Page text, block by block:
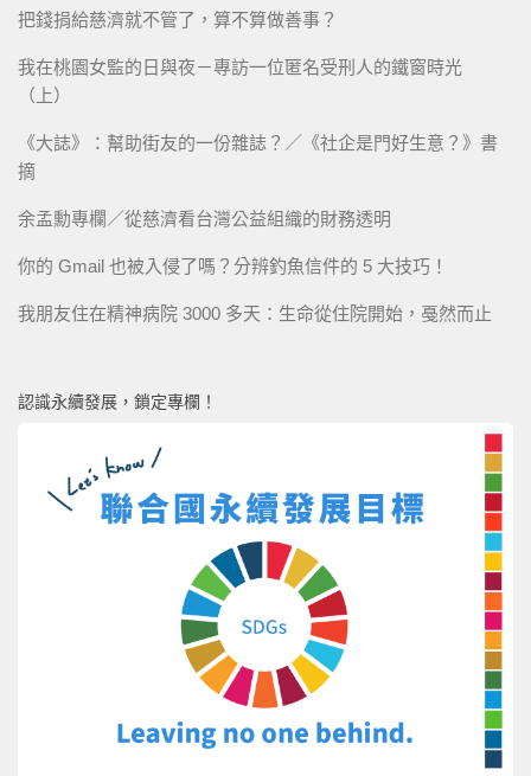
把錢捐給慈濟就不管了，算不算做善事？
我在桃園女監的日與夜－專訪一位匿名受刑人的鐵窗時光
（上）
《大誌》：幫助街友的一份雜誌？／《社企是門好生意？》書
摘
余孟勳專欄／從慈濟看台灣公益組織的財務透明
你的 Gmail 也被入侵了嗎？分辨釣魚信件的 5 大技巧！
我朋友住在精神病院 3000 多天：生命從住院開始，戞然而止
認識永續發展，鎖定專欄！